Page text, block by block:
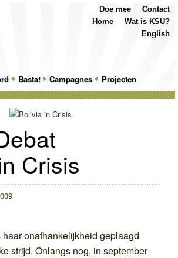
Basta! Campagnes
Projecten
Contact
Doe mee
Wat is KSU?
Home
English
Crisis
onafhankelijkheid geplaagd
strijd. Onlangs nog, in september